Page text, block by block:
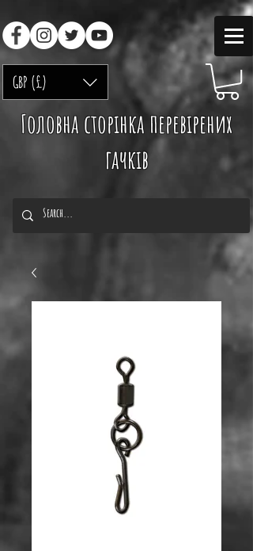
GBP (£)
Головна сторінка перевірених
гачків